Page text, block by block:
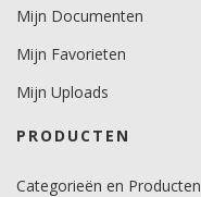
Mijn Documenten
Mijn Favorieten
Mijn Uploads
PRODUCTEN
Categorieën en Producten